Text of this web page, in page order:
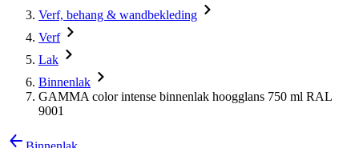
Verf, behang & wandbekleding
Verf
Lak
Binnenlak
GAMMA color intense binnenlak hoogglans 750 ml RAL
9001